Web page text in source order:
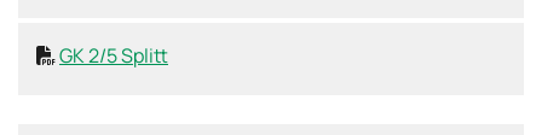
GK 2/5 Splitt